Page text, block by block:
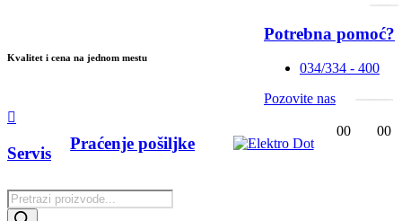
Kvalitet i cena na jednom mestu
Potrebna pomoć?
034/334 - 400
Pozovite nas
Products
search
Servis
Praćenje pošiljke
00 00